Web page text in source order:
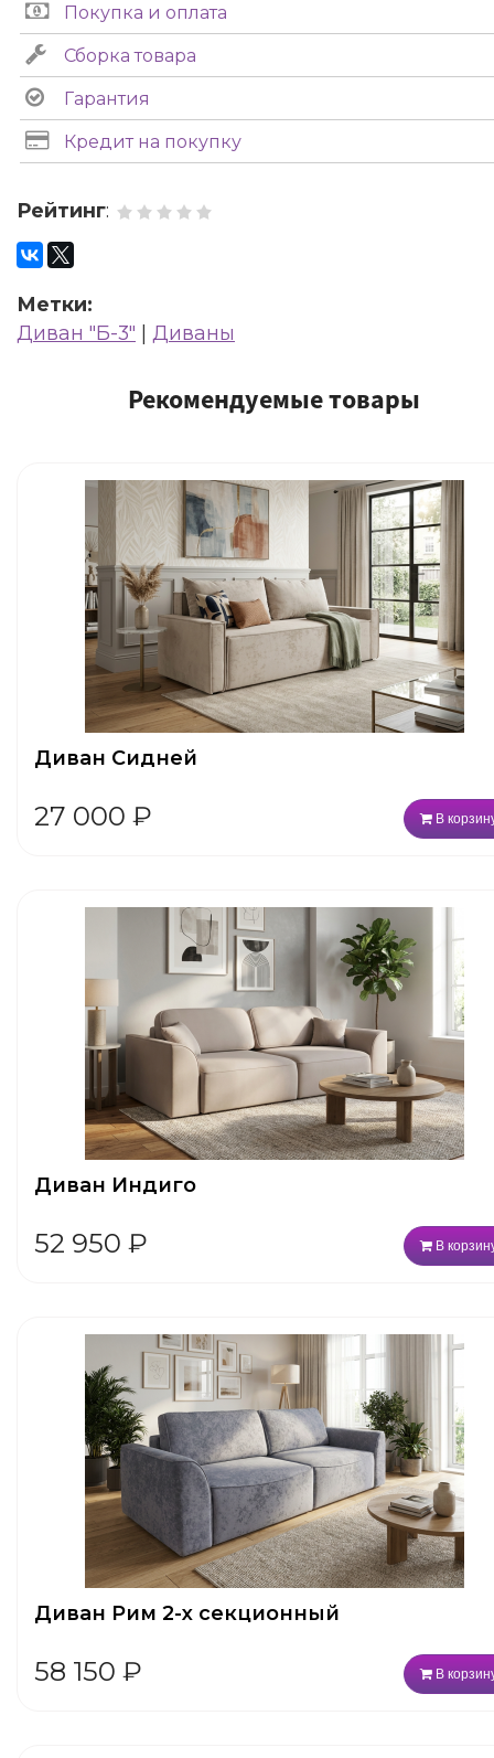
Покупка и оплата
Сборка товара
Гарантия
Кредит на покупку
Рейтинг:
Метки:
Диван "Б-3" | Диваны
Рекомендуемые товары
Диван Сидней
27 000 ₽ В
Диван Индиго
52 950 ₽ В
Диван Рим 2-х секционный
58 150 ₽ В